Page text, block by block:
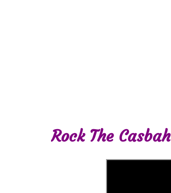
Rock The Casbah